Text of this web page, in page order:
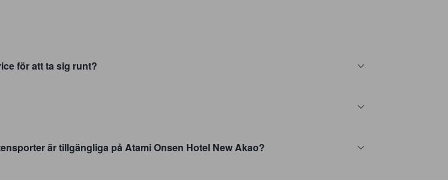
för att ta sig runt?
är tillgängliga på Atami Onsen Hotel New Akao?